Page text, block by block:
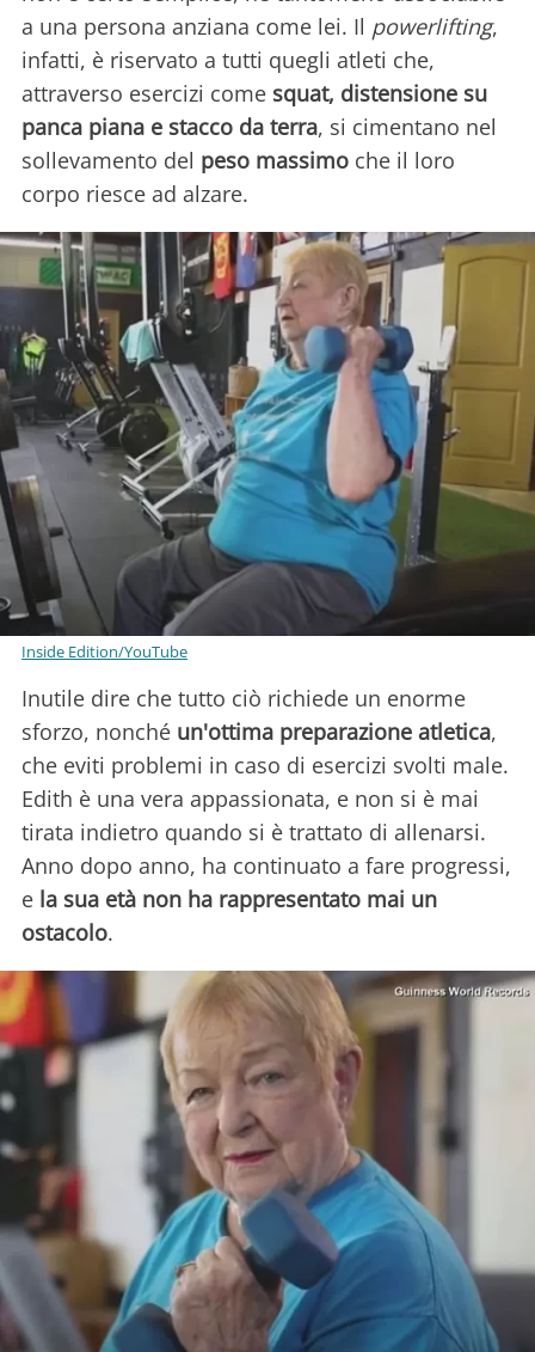
a una persona anziana come lei. Il powerlifting,
infatti, è riservato a tutti quegli atleti che,
attraverso esercizi come squat, distensione su
panca piana e stacco da terra, si cimentano nel
sollevamento del peso massimo che il loro
corpo riesce ad alzare.
Inside Edition/YouTube
Inutile dire che tutto ciò richiede un enorme
sforzo, nonché un'ottima preparazione atletica,
che eviti problemi in caso di esercizi svolti male.
Edith è una vera appassionata, e non si è mai
tirata indietro quando si è trattato di allenarsi.
Anno dopo anno, ha continuato a fare progressi,
e la sua età non ha rappresentato mai un
ostacolo.